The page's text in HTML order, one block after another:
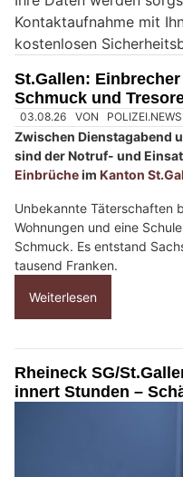
i
n
e
n
s
c
h
?
D
a
n
w
h
l
e
Kontaktaufnahme mit
kostenlosen
St.Gallen:
Schmuck und
03.08.26 VON
Zwischen Dienstagabend
sind der Notruf- und
Unbekannte Täterschaften